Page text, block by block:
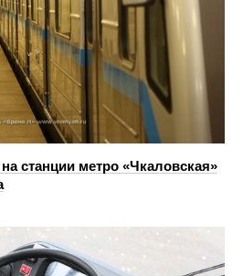
станции метро «Чкаловская»